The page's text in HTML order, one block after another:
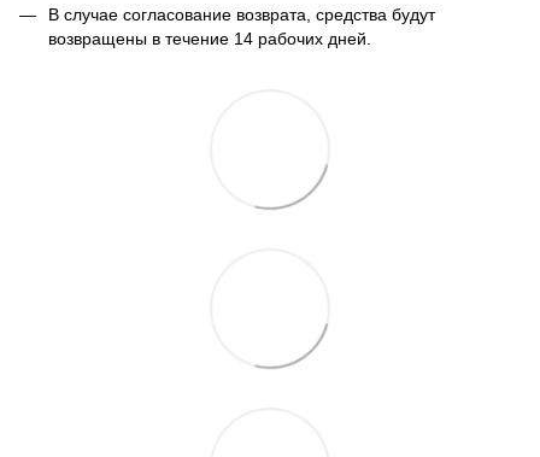
В случае согласование возврата, средства будут
возвращены в течение 14 рабочих дней.